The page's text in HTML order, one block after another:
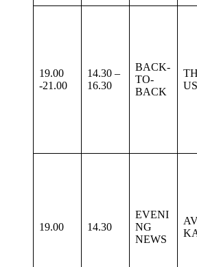
19.00
-21.00
14.30 –
16.30
BACK-
TO-
BACK
19.00 14.30
EVENI
NG
NEWS